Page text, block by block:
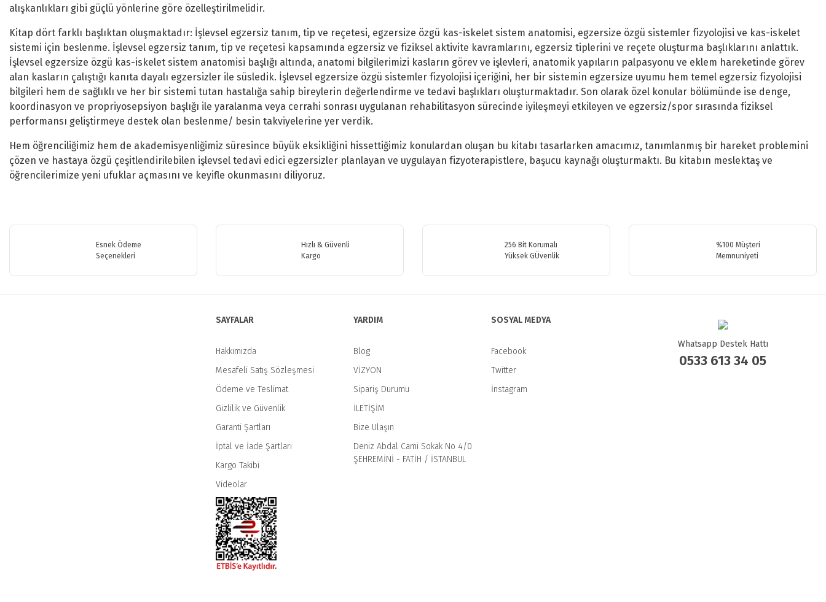
alışkanlıkları gibi güçlü yönlerine göre özelleştirilmelidir.
Kitap dört farklı başlıktan oluşmaktadır: İşlevsel egzersiz tanım, tip ve reçetesi, egzersize özgü kas-iskelet sistem anatomisi, egzersize özgü sistemler fizyolojisi ve kas-iskelet
sistemi için beslenme. İşlevsel egzersiz tanım, tip ve reçetesi kapsamında egzersiz ve fiziksel aktivite kavramlarını, egzersiz tiplerini ve reçete oluşturma başlıklarını anlattık.
İşlevsel egzersize özgü kas-iskelet sistem anatomisi başlığı altında, anatomi bilgilerimizi kasların görev ve işlevleri, anatomik yapıların palpasyonu ve eklem hareketinde görev
alan kasların çalıştığı kanıta dayalı egzersizler ile süsledik. İşlevsel egzersize özgü sistemler fizyolojisi içeriğini, her bir sistemin egzersize uyumu hem temel egzersiz fizyolojisi
bilgileri hem de sağlıklı ve her bir sistemi tutan hastalığa sahip bireylerin değerlendirme ve tedavi başlıkları oluşturmaktadır. Son olarak özel konular bölümünde ise denge,
koordinasyon ve propriyosepsiyon başlığı ile yaralanma veya cerrahi sonrası uygulanan rehabilitasyon sürecinde iyileşmeyi etkileyen ve egzersiz/spor sırasında fiziksel
performansı geliştirmeye destek olan beslenme/ besin takviyelerine yer verdik.
Hem öğrenciliğimiz hem de akademisyenliğimiz süresince büyük eksikliğini hissettiğimiz konulardan oluşan bu kitabı tasarlarken amacımız, tanımlanmış bir hareket problemini
çözen ve hastaya özgü çeşitlendirilebilen işlevsel tedavi edici egzersizler planlayan ve uygulayan fizyoterapistlere, başucu kaynağı oluşturmaktı. Bu kitabın meslektaş ve
öğrencilerimize yeni ufuklar açmasını ve keyifle okunmasını diliyoruz.
Bu ürüne ilk yorumu siz yapın!
Ürün resmi kalitesiz, bozuk veya görüntülenemiyor.
Esnek Ödeme
Seçenekleri
Hızlı & Güvenli
Kargo
256 Bit Korumalı
Yüksek GÜvenlik
%100 Müşteri
Memnuniyeti
SAYFALAR
Hakkımızda
Mesafeli Satış Sözleşmesi
Ödeme ve Teslimat
Gizlilik ve Güvenlik
Garanti Şartları
İptal ve İade Şartları
Kargo Takibi
Videolar
YARDIM
Blog
VİZYON
Sipariş Durumu
İLETİŞİM
Bize Ulaşın
Deniz Abdal Cami Sokak No 4/0
ŞEHREMİNİ - FATİH / İSTANBUL
SOSYAL MEDYA
Facebook
Twitter
İnstagram
Whatsapp Destek Hattı
0533 613 34 05